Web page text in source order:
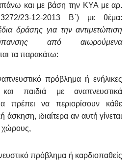
και με βάση την ΚΥΑ με αρ.
23-12-2013 Β΄) με θέμα:
δράσης για την αντιμετώπιση
από αιωρούμενα
τα παρακάτω:
πρόβλημα ή ενήλικες
και παιδιά με αναπνευστικά
πρέπει να περιορίσουν κάθε
άσκηση, ιδιαίτερα αν αυτή γίνεται
χώρους,
πρόβλημα ή καρδιοπαθείς